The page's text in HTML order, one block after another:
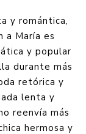
y romántica,
a María es
y popular
durante más
retórica y
lenta y
reenvía más
hermosa y